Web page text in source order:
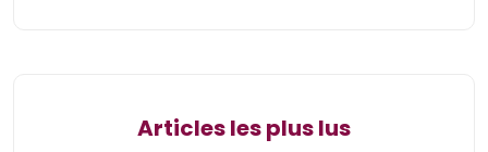
Articles les plus lus